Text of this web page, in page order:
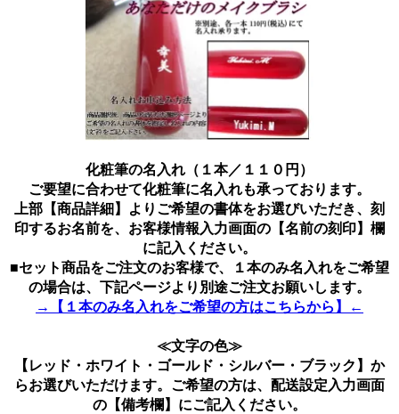
化粧筆の名入れ（１本／１１０円）
ご要望に合わせて化粧筆に名入れも承っております。
上部【商品詳細】よりご希望の書体をお選びいただき、刻
印するお名前を、お客様情報入力画面の【名前の刻印】欄
に記入ください。
■セット商品をご注文のお客様で、１本のみ名入れをご希望
の場合は、下記ページより別途ご注文お願いします。
→【１本のみ名入れをご希望の方はこちらから】←
≪文字の色≫
【レッド・ホワイト・ゴールド・シルバー・ブラック】か
らお選びいただけます。ご希望の方は、配送設定入力画面
の【備考欄】にご記入ください。